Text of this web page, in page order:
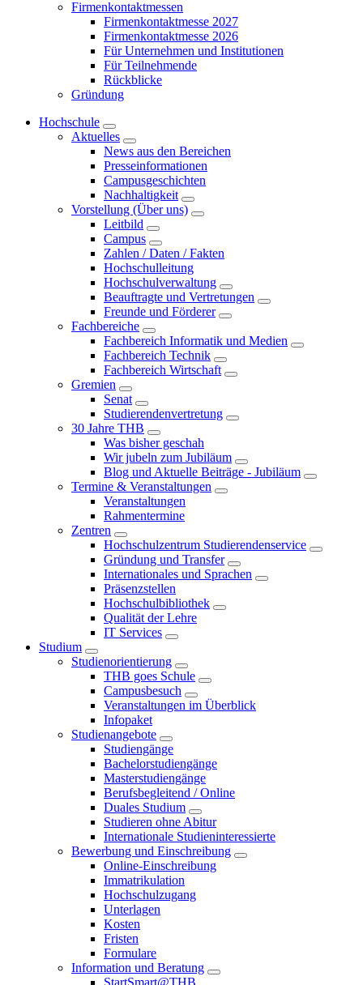
Firmenkontaktmessen
Firmenkontaktmesse 2027
Firmenkontaktmesse 2026
Für Unternehmen und Institutionen
Für Teilnehmende
Rückblicke
Gründung
Hochschule
Aktuelles
News aus den Bereichen
Presseinformationen
Campusgeschichten
Nachhaltigkeit
Vorstellung (Über uns)
Leitbild
Campus
Zahlen / Daten / Fakten
Hochschulleitung
Hochschulverwaltung
Beauftragte und Vertretungen
Freunde und Förderer
Fachbereiche
Fachbereich Informatik und Medien
Fachbereich Technik
Fachbereich Wirtschaft
Gremien
Senat
Studierendenvertretung
30 Jahre THB
Was bisher geschah
Wir jubeln zum Jubiläum
Blog und Aktuelle Beiträge - Jubiläum
Termine & Veranstaltungen
Veranstaltungen
Rahmentermine
Zentren
Hochschulzentrum Studierendenservice
Gründung und Transfer
Internationales und Sprachen
Präsenzstellen
Hochschulbibliothek
Qualität der Lehre
IT Services
Studium
Studienorientierung
THB goes Schule
Campusbesuch
Veranstaltungen im Überblick
Infopaket
Studienangebote
Studiengänge
Bachelorstudiengänge
Masterstudiengänge
Berufsbegleitend / Online
Duales Studium
Studieren ohne Abitur
Internationale Studieninteressierte
Bewerbung und Einschreibung
Online-Einschreibung
Immatrikulation
Hochschulzugang
Unterlagen
Kosten
Fristen
Formulare
Information und Beratung
StartSmart@THB